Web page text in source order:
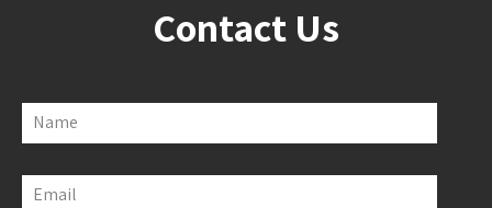
Contact Us
Name
Email